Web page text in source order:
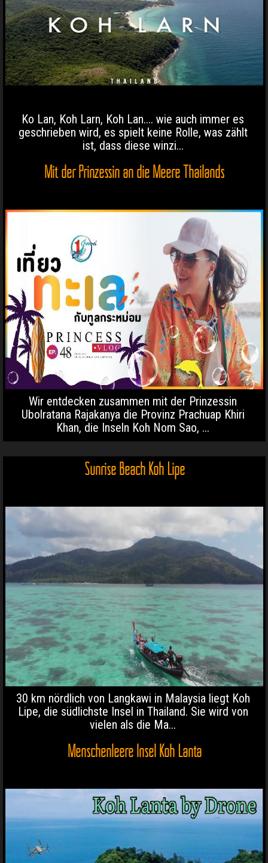
Ko Lan, Koh Larn, Koh Lan.... wie auch immer es
geschrieben wird, es spielt keine Rolle, was zählt
ist, dass diese winzi...
Mit der Prinzessin an die Meere Thailands
Wir entdecken zusammen mit der Prinzessin
Ubolratana Rajakanya die Provinz Prachuap Khiri
Khan, die Inseln Koh Nom Sao, ...
Sunrise Beach Koh Lipe
30 km nördlich von Langkawi in Malaysia liegt Koh
Lipe, die südlichste Insel in Thailand. Sie wird von
vielen als die Ma...
Menschenleere Insel Koh Lanta